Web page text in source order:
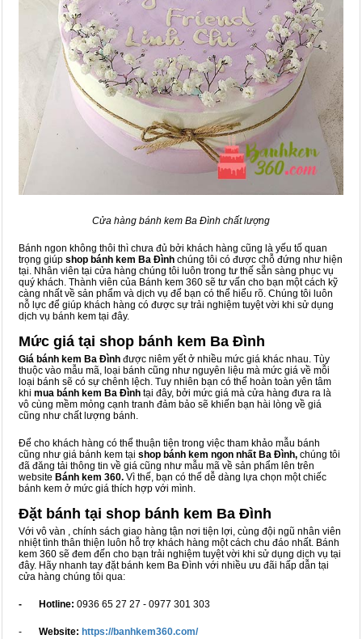
Cửa hàng bánh kem Ba Đình chất lượng
Bánh ngon không thôi thì chưa đủ bởi khách hàng cũng là yếu tố quan
trọng giúp shop bánh kem Ba Đình chúng tôi có được chỗ đứng như hiện
tại. Nhân viên tại cửa hàng chúng tôi luôn trong tư thế sẵn sàng phục vụ
quý khách. Thành viên của Bánh kem 360 sẽ tư vấn cho bạn một cách kỹ
càng nhất về sản phẩm và dịch vụ để bạn có thể hiểu rõ. Chúng tôi luôn
nỗ lực để giúp khách hàng có được sự trải nghiệm tuyệt vời khi sử dụng
dịch vụ bánh kem tại đây.
Mức giá tại shop bánh kem Ba Đình
Giá bánh kem Ba Đình được niêm yết ở nhiều mức giá khác nhau. Tùy
thuộc vào mẫu mã, loại bánh cũng như nguyên liệu mà mức giá về mỗi
loại bánh sẽ có sự chênh lệch. Tuy nhiên bạn có thể hoàn toàn yên tâm
khi mua bánh kem Ba Đình tại đây, bởi mức giá mà cửa hàng đưa ra là
vô cùng mềm mỏng cạnh tranh đảm bảo sẽ khiến bạn hài lòng về giá
cũng như chất lượng bánh.
Để cho khách hàng có thể thuận tiện trong việc tham khảo mẫu bánh
cũng như giá bánh kem tại shop bánh kem ngon nhất Ba Đình, chúng tôi
đã đăng tải thông tin về giá cũng như mẫu mã về sản phẩm lên trên
website Bánh kem 360. Vì thế, bạn có thể dễ dàng lựa chọn một chiếc
bánh kem ở mức giá thích hợp với mình.
Đặt bánh tại shop bánh kem Ba Đình
Với vô vàn , chính sách giao hàng tận nơi tiện lợi, cùng đội ngũ nhân viên
nhiệt tình thân thiện luôn hỗ trợ khách hàng một cách chu đáo nhất. Bánh
kem 360 sẽ đem đến cho bạn trải nghiệm tuyệt vời khi sử dụng dịch vụ tại
đây. Hãy nhanh tay đặt bánh kem Ba Đình với nhiều ưu đãi hấp dẫn tại
cửa hàng chúng tôi qua:
- Hotline: 0936 65 27 27 - 0977 301 303
- Website: https://banhkem360.com/